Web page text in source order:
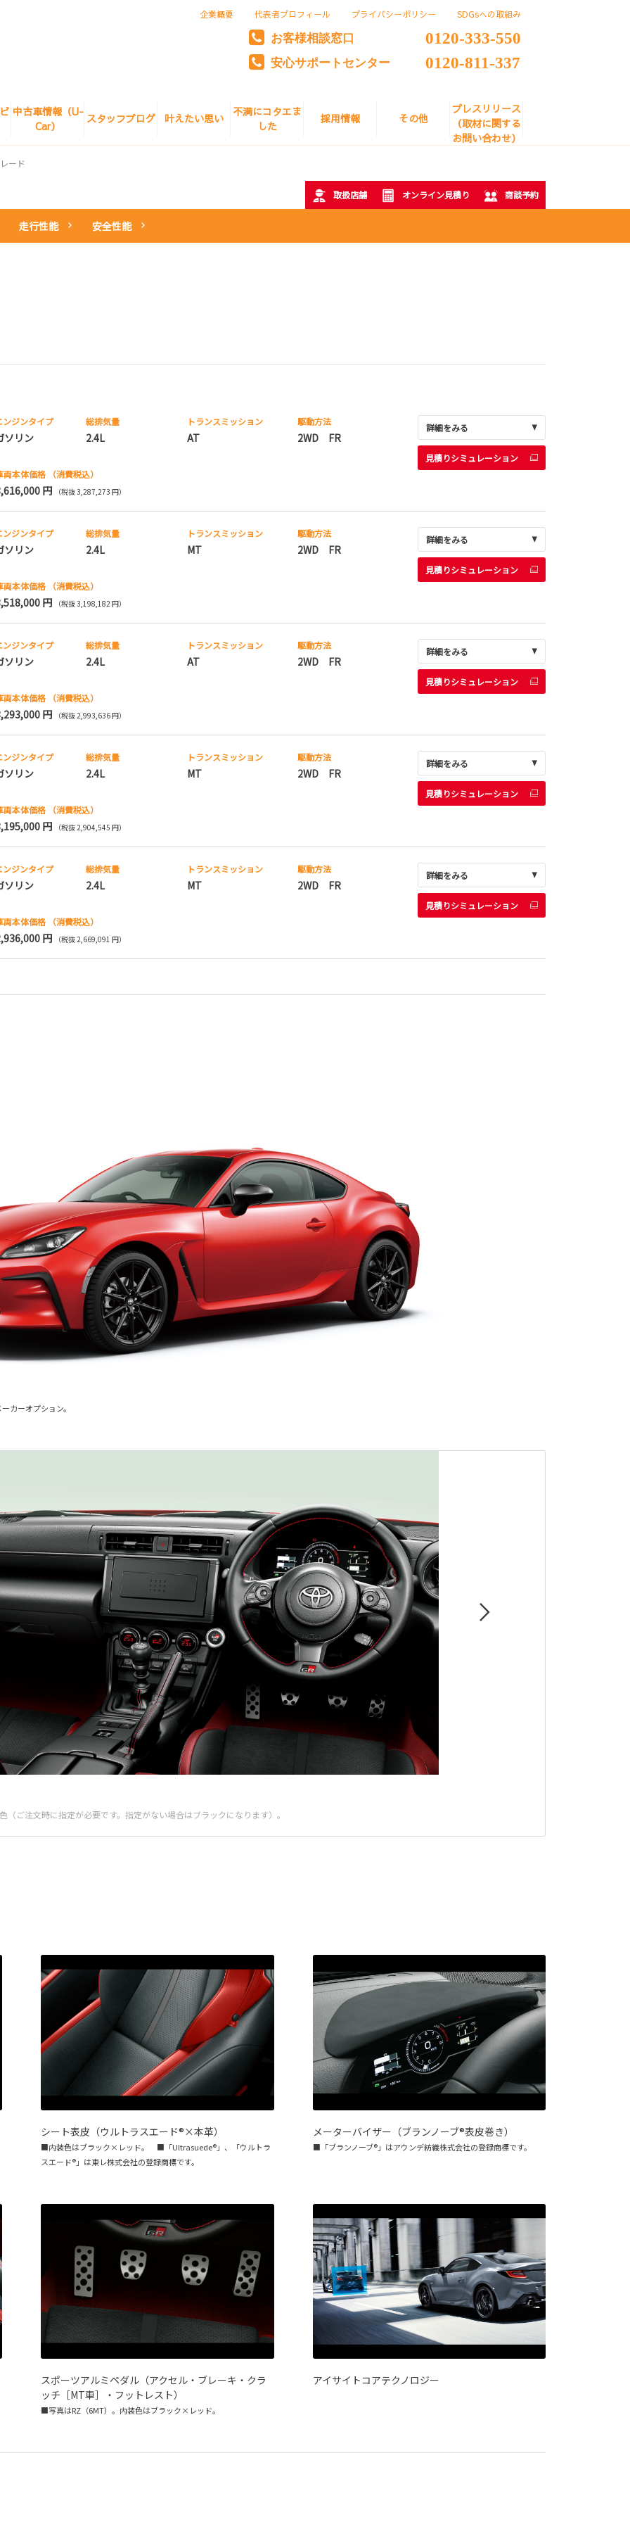
お客様相談窓口 0120-333-550
安心サポートセンター 0120-811-337
中古車情報（U-
Car）
スタッフブログ 叶えたい思い
不満にコタエま
した
採用情報 その他
プレスリリース
（取材に関する
お問い合わせ）
企業概要 代表者プロフィール プライバシーポリシー SDGsへの取組み
ード
取扱店舗 オンライン見積り 商談予約
走行性能 安全性能
ンジンタイプ
ソリン
総排気量
2.4L
トランスミッション
AT
駆動方法
2WD FR
両本体価格 （消費税込）
円 （税抜 3,287,273 円）
詳細をみる
見積りシミュレーション
ンジンタイプ
ソリン
総排気量
2.4L
トランスミッション
MT
駆動方法
2WD FR
両本体価格 （消費税込）
円 （税抜 3,198,182 円）
詳細をみる
見積りシミュレーション
ンジンタイプ
ソリン
総排気量
2.4L
トランスミッション
AT
駆動方法
2WD FR
両本体価格 （消費税込）
円 （税抜 2,993,636 円）
詳細をみる
見積りシミュレーション
ンジンタイプ
ソリン
総排気量
2.4L
トランスミッション
MT
駆動方法
2WD FR
両本体価格 （消費税込）
円 （税抜 2,904,545 円）
詳細をみる
見積りシミュレーション
ンジンタイプ
ソリン
総排気量
2.4L
トランスミッション
MT
駆動方法
2WD FR
両本体価格 （消費税込）
円 （税抜 2,669,091 円）
詳細をみる
見積りシミュレーション
カーオプション。
ご注文時に指定が必要です。指定がない場合はブラックになります）。
シート表皮（ウルトラスエード®×本革）
■内装色はブラック×レッド。 ■「Ultrasuede®」、「ウルトラ
スエード®」は東レ株式会社の登録商標です。
メーターバイザー（ブランノーブ®表皮巻き）
■「ブランノーブ®」はアウンデ紡織株式会社の登録商標です。
スポーツアルミペダル（アクセル・ブレーキ・クラ
ッチ［MT車］・フットレスト）
■写真はRZ（6MT）。内装色はブラック×レッド。
アイサイトコアテクノロジー